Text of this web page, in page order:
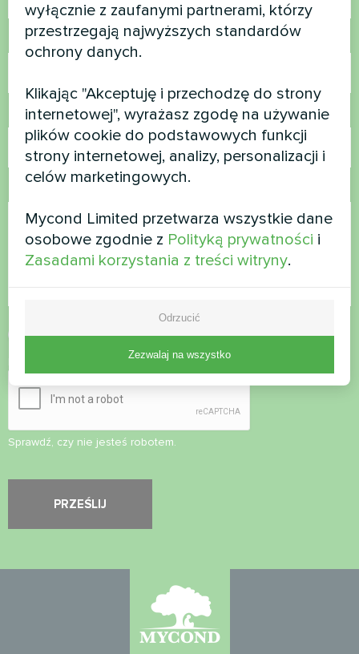
Numer telefonu
E-mail
Zaakceptujpolitykę prywatności
Kontrola bezpieczeństwa*
Sprawdź, czy nie jesteś robotem.
wyłącznie z zaufanymi partnerami, którzy
przestrzegają najwyższych standardów
ochrony danych.
Klikając "Akceptuję i przechodzę do strony
internetowej", wyrażasz zgodę na używanie
plików cookie do podstawowych funkcji
strony internetowej, analizy, personalizacji i
celów marketingowych.
Mycond Limited przetwarza wszystkie dane
osobowe zgodnie z Polityką prywatności i
Zasadami korzystania z treści witryny.
Odrzucić
Zezwalaj na wszystko